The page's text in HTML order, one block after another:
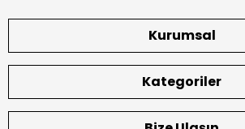
Kurumsal
Kategoriler